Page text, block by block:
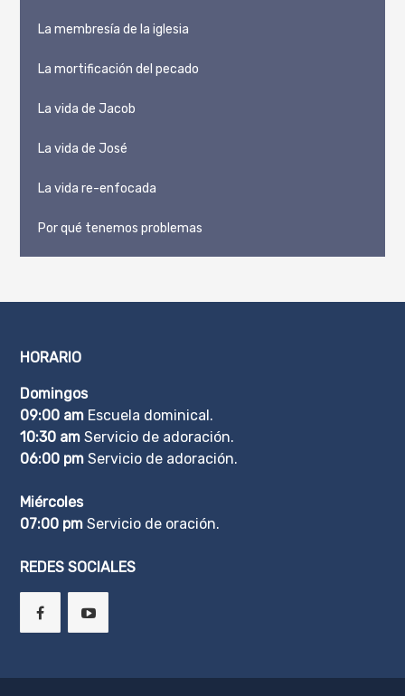
La membresía de la iglesia
La mortificación del pecado
La vida de Jacob
La vida de José
La vida re-enfocada
Por qué tenemos problemas
HORARIO
Domingos
09:00 am Escuela dominical.
10:30 am Servicio de adoración.
06:00 pm Servicio de adoración.
Miércoles
07:00 pm Servicio de oración.
REDES SOCIALES